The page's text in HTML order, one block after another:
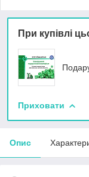
При купівлі
Приховати
Опис